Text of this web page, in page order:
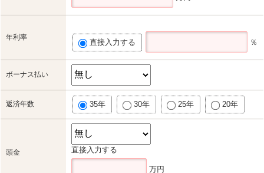
年利率
直接入力する ％
ボーナス払い
返済年数 35年 30年 25年 20年
頭金 直接入力する
万円